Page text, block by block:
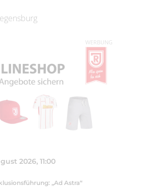
WERBUNG
2026, 11:00
„Ad Astra“